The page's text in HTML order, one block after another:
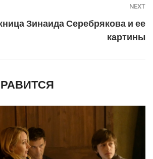
NEXT
Зинаида Серебрякова и ее
картины